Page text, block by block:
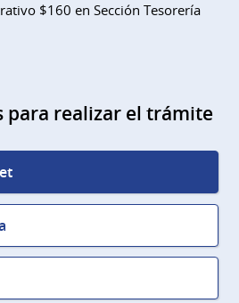
$160 en Sección Tesorería
para realizar el trámite